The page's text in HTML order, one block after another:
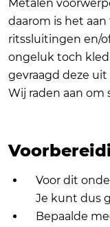
Metalen
daarom is het
ritssluitingen en/
ongeluk toch
gevraagd deze
Wij raden aan om
Voor dit
Je kunt dus
Bepaalde